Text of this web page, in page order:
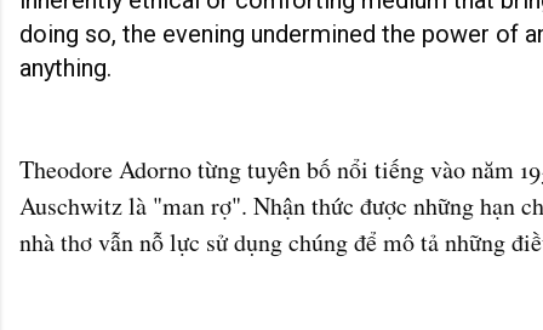
doing so, the evening undermined the power of
anything.
Theodore Adorno từng tuyên bố nổi tiếng vào năm
Auschwitz là "man rợ". Nhận thức được những hạn
nhà thơ vẫn nỗ lực sử dụng chúng để mô tả những